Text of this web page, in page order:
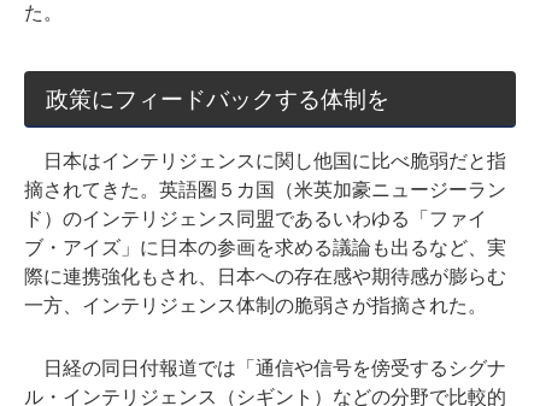
た。
政策にフィードバックする体制を
日本はインテリジェンスに関し他国に比べ脆弱だと指
摘されてきた。英語圏５カ国（米英加豪ニュージーラン
ド）のインテリジェンス同盟であるいわゆる「ファイ
ブ・アイズ」に日本の参画を求める議論も出るなど、実
際に連携強化もされ、日本への存在感や期待感が膨らむ
一方、インテリジェンス体制の脆弱さが指摘された。
日経の同日付報道では「通信や信号を傍受するシグナ
ル・インテリジェンス（シギント）などの分野で比較的